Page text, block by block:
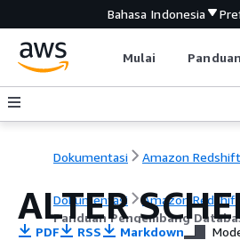
Bahasa Indonesia
Mulai
Dokumentasi Amazon Redshift
Dokumentasi
Amazon Redshift
Panduan Pengembang
ALTER
PDF RSS Markdown